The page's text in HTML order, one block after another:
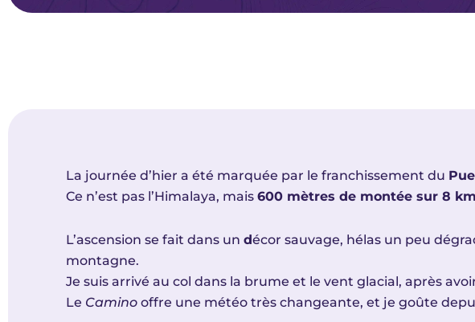
La journée d’hier a été marquée par le franchissement du
Ce n’est pas l’Himalaya, mais 600 mètres de montée sur 8 km
L’ascension se fait dans un décor sauvage, hélas un peu
montagne.
Je suis arrivé au col dans la brume et le vent glacial, après
Le Camino offre une météo très changeante, et je goûte